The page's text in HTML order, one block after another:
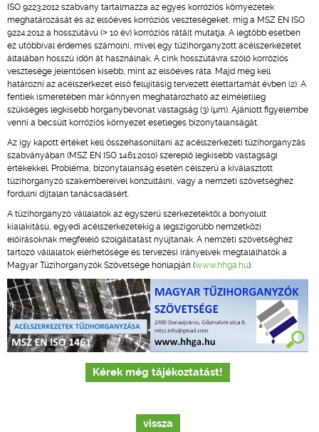
ISO 9223:2012 szabvány tartalmazza az egyes korróziós környezetek
meghatározását és az elsőéves korróziós veszteségeket, míg a MSZ EN ISO
9224:2012 a hosszútávú (˃ 10 év) korróziós rátáit mutatja. A legtöbb esetben
ez utóbbival érdemes számolni, mivel egy tűzihorganyzott acélszerkezetet
általában hosszú időn át használnak. A cink hosszútávra szóló korróziós
vesztesége jelentősen kisebb, mint az elsőéves ráta. Majd meg kell
határozni az acélszerkezet első felújításig tervezett élettartamát évben (2). A
fentiek ismeretében már könnyen meghatározható az elméletileg
szükséges legkisebb horganybevonat vastagság (3) (µm). Ajánlott figyelembe
venni a becsült korróziós környezet esetleges bizonytalanságát.
Az így kapott értéket kell összehasonlítani az acélszerkezeti tűzihorganyzás
szabványában (MSZ EN ISO 1461:2010) szereplő legkisebb vastagsági
értékekkel. Probléma, bizonytalanság esetén célszerű a kiválasztott
tűzihorganyzó szakembereivel konzultálni, vagy a nemzeti szövetséghez
fordulni díjtalan tanácsadásért.
A tűzihorganyzó vállalatok az egyszerű szerkezetektől a bonyolult
kialakítású, egyedi acélszerkezetekig a legszigorúbb nemzetközi
előírásoknak megfelelő szolgáltatást nyújtanak. A nemzeti szövetséghez
tartozó vállalatok elérhetősége és tervezési irányelvek megtalálhatók a
Magyar Tűzihorganyzók Szövetsége honlapján (www.hhga.hu).
Kérek még tájékoztatást!
vissza